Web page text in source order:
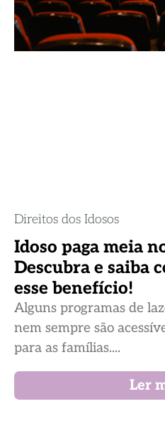
Direitos dos Idosos
Idoso paga meia
Descubra e saiba
esse benefício!
Alguns programas de
nem sempre são
para as famílias....
Ler